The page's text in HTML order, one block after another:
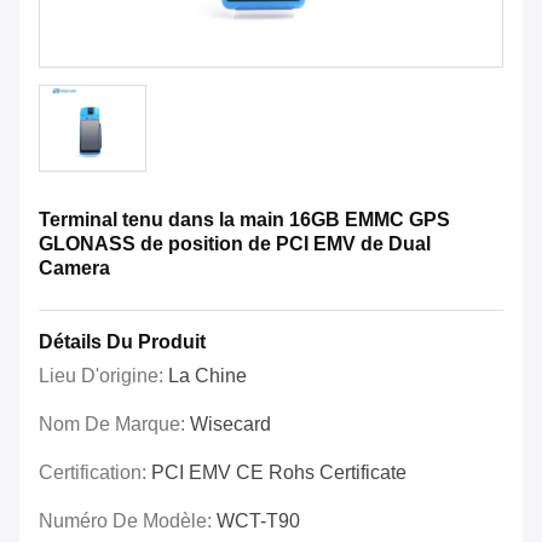
Terminal tenu dans la main 16GB EMMC GPS
GLONASS de position de PCI EMV de Dual
Camera
Détails Du Produit
Lieu D'origine: La Chine
Nom De Marque: Wisecard
Certification: PCI EMV CE Rohs Certificate
Numéro De Modèle: WCT-T90